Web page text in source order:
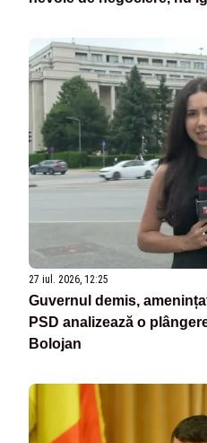
27 iul. 2026, 12:25
Guvernul demis,
PSD analizează o
Bolojan